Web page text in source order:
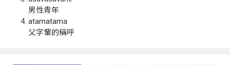
男性青年
atamatama
父字輩的稱呼